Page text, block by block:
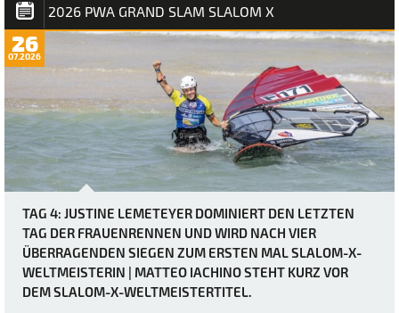
Fins) seinen ersten Slalom…
2026 PWA GRAND SLAM SLALOM X
26
07.2026
TAG 4: JUSTINE LEMETEYER DOMINIERT DEN LETZTEN
TAG DER FRAUENRENNEN UND WIRD NACH VIER
ÜBERRAGENDEN SIEGEN ZUM ERSTEN MAL SLALOM-X-
WELTMEISTERIN | MATTEO IACHINO STEHT KURZ VOR
DEM SLALOM-X-WELTMEISTERTITEL.